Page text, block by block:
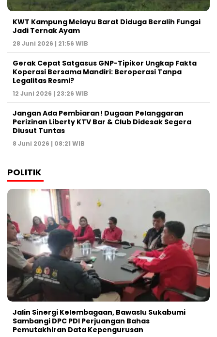
KWT Kampung Melayu Barat Diduga Beralih Fungsi
Jadi Ternak Ayam
28 Juni 2026 | 21:56 WIB
Gerak Cepat Satgasus GNP-Tipikor Ungkap Fakta
Koperasi Bersama Mandiri: Beroperasi Tanpa
Legalitas Resmi?
12 Juni 2026 | 23:26 WIB
Jangan Ada Pembiaran! Dugaan Pelanggaran
Perizinan Liberty KTV Bar & Club Didesak Segera
Diusut Tuntas
8 Juni 2026 | 08:21 WIB
POLITIK
Jalin Sinergi Kelembagaan, Bawaslu Sukabumi
Sambangi DPC PDI Perjuangan Bahas
Pemutakhiran Data Kepengurusan